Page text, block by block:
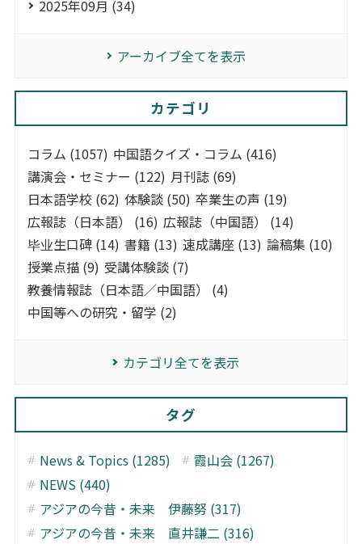
2025年09月 (34)
アーカイブ全てを表示
カテゴリ
コラム (1057) 中国語クイズ・コラム (416)
講演会・セミナー (122) 月刊誌 (69)
日本語学校 (62) 体験談 (50) 卒業生の声 (19)
広報誌（日本語） (16) 広報誌（中国語） (14)
毕业生口碑 (14) 書籍 (13) 速成講座 (13) 論稿集 (10)
授業点描 (9) 受講体験談 (7)
教養情報誌（日本語／中国語） (4)
中国等への研究・留学 (2)
カテゴリ全てを表示
タグ
News & Topics (1285)
霞山会 (1267)
NEWS (440)
アジアの今昔・未来 伊藤努 (317)
アジアの今昔・未来 直井謙二 (316)